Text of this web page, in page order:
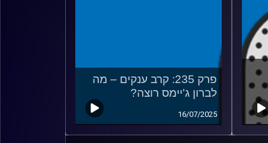
פרק 235: קרב ענקים – מה
לברון ג'יימס רוצה?
16/07/2025